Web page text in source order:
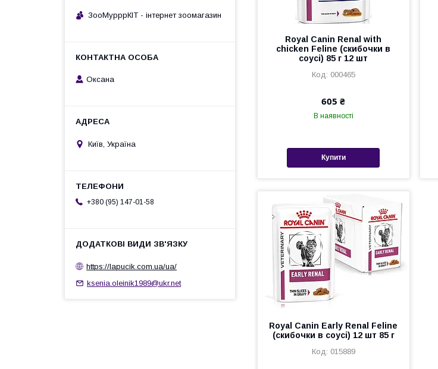
Royal Canin Renal with
chicken Feline (скибочки в
соусі) 85 г 12 шт
000465
605 ₴
В наявності
Купити
Royal Canin Early Renal Feline
(скибочки в соусі) 12 шт 85 г
015889
ЗооМурррКІТ - інтернет зоомагазин
Оксана
Київ, Україна
+380 (95) 147-01-58
https://lapucik.com.ua/ua/
ksenia.oleinik1989@ukr.net